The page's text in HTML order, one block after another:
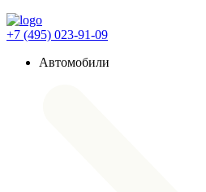
+7 (495) 023-91-09
Автомобили